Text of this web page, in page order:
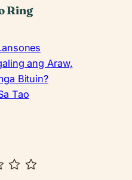
Ring
ang Araw,
Bituin?
Tao